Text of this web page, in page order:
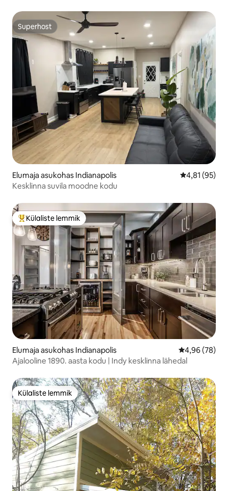
Superhost
Superhost
Elumaja asukohas Indianapolis Keskmine
4,81 (95)
Kesklinna suvila moodne kodu
Külaliste suur lemmik
Külaliste lemmik
Elumaja asukohas Indianapolis Keskmine
4,96 (78)
Ajalooline 1890. aasta kodu | Indy kesklinna lähedal
Külaliste lemmik
Külaliste lemmik